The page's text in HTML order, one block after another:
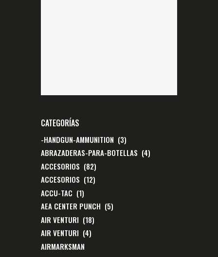
CATEGORÍAS
-HANDGUN-AMMUNITION (3)
ABRAZADERAS-PARA-BOTELLAS (4)
ACCESORIOS (82)
ACCESORIOS (12)
ACCU-TAC (1)
AEA CENTER PUNCH (5)
AIR VENTURI (18)
AIR VENTURI (4)
AIRMARKSMAN